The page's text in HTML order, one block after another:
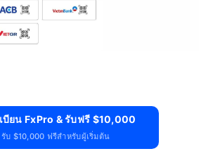
บียน FxPro & รับฟรี $10,000
รับ $10,000 ฟรีสำหรับผู้เริ่มต้น